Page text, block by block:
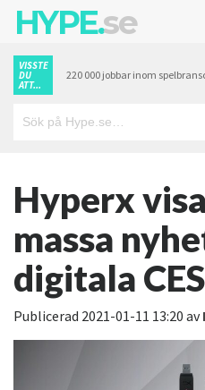
HYPE.se
VISSTE
DU
ATT...
220 000 jobbar inom
Hyperx
massa
digitala CES
Publicerad 2021-01-11 13:20 av